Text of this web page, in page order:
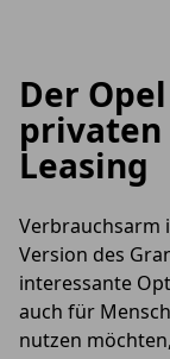
Der
privaten
Leasing
Verbrauchsarm
Version des
interessante
auch für
nutzen